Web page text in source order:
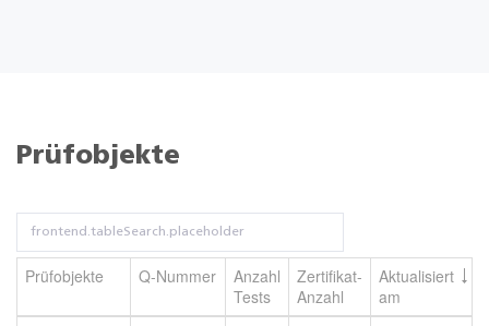
Prüfobjekte
Prüfobjekte Q-Nummer
Anzahl
Tests
Zertifikat-
Anzahl
Aktualisiert
am